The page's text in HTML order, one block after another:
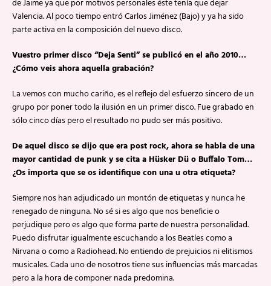
de Jaime ya que por motivos personales éste tenía que dejar
Valencia. Al poco tiempo entró Carlos Jiménez (Bajo) y ya ha sido
parte activa en la composición del nuevo disco.
Vuestro primer disco “Deja Senti” se publicó en el año 2010…
¿Cómo veis ahora aquella grabación?
La vemos con mucho cariño, es el reflejo del esfuerzo sincero de un
grupo por poner todo la ilusión en un primer disco. Fue grabado en
sólo cinco días pero el resultado no pudo ser más positivo.
De aquel disco se dijo que era post rock, ahora se habla de una
mayor cantidad de punk y se cita a Hüsker Dü o Buffalo Tom…
¿Os importa que se os identifique con una u otra etiqueta?
Siempre nos han adjudicado un montón de etiquetas y nunca he
renegado de ninguna. No sé si es algo que nos beneficie o
perjudique pero es algo que forma parte de nuestra personalidad.
Puedo disfrutar igualmente escuchando a los Beatles como a
Nirvana o como a Radiohead. No entiendo de prejuicios ni elitismos
musicales. Cada uno de nosotros tiene sus influencias más marcadas
pero a la hora de componer nada predomina.